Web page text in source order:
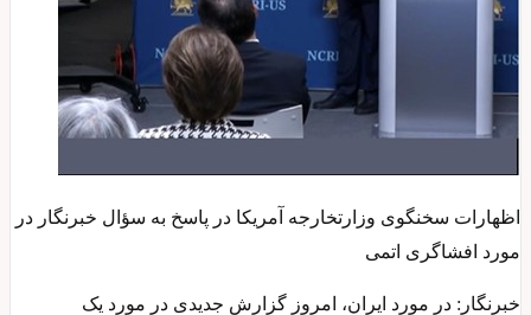
اظهارات سخنگوی وزارتخارجه آمریکا در پاسخ به سؤال خبرنگار در
مورد افشاگری اتمی
خبرنگار: در مورد ایران، امروز گزارش جدیدی در مورد یک